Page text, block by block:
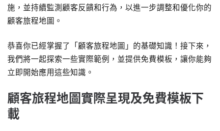
施，並持續監測顧客反饋和行為，以進一步調整和優化你的
顧客旅程地圖。
恭喜你已經掌握了「顧客旅程地圖」的基礎知識！接下來，
我們將一起探索一些實際範例，並提供免費模板，讓你能夠
立即開始應用這些知識。
顧客旅程地圖實際呈現及免費模板下
載